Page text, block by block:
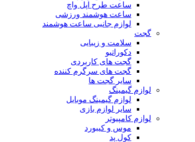
ساعت طرح اپل واچ
ساعت هوشمند ورزشی
لوازم جانبی ساعت هوشمند
گجت
سلامت و زیبایی
دکوراتیو
گجت های کاربردی
گجت های سرگرم کننده
سایر گجت ها
لوازم گیمینگ
لوازم گیمینگ موبایل
سایر لوازم بازی
لوازم کامپیوتر
موس و کیبورد
کول پد